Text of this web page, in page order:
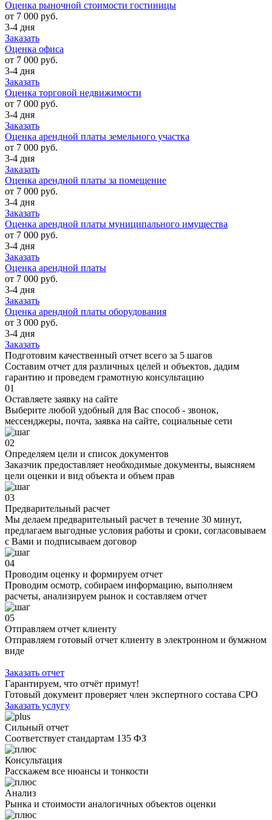
Оценка рыночной стоимости гостиницы
от 7 000 руб.
3-4 дня
Заказать
Оценка офиса
от 7 000 руб.
3-4 дня
Заказать
Оценка торговой недвижимости
от 7 000 руб.
3-4 дня
Заказать
Оценка арендной платы земельного участка
от 7 000 руб.
3-4 дня
Заказать
Оценка арендной платы за помещение
от 7 000 руб.
3-4 дня
Заказать
Оценка арендной платы муниципального имущества
от 7 000 руб.
3-4 дня
Заказать
Оценка арендной платы
от 7 000 руб.
3-4 дня
Заказать
Оценка арендной платы оборудования
от 3 000 руб.
3-4 дня
Заказать
Подготовим качественный отчет всего за 5 шагов
Составим отчет для различных целей и объектов, дадим
гарантию и проведем грамотную консультацию
01
Оставляете заявку на сайте
Выберите любой удобный для Вас способ - звонок,
мессенджеры, почта, заявка на сайте, социальные сети
02
Определяем цели и список документов
Заказчик предоставляет необходимые документы, выясняем
цели оценки и вид объекта и объем прав
03
Предварительный расчет
Мы делаем предварительный расчет в течение 30 минут,
предлагаем выгодные условия работы и сроки, согласовываем
с Вами и подписываем договор
04
Проводим оценку и формируем отчет
Проводим осмотр, собираем информацию, выполняем
расчеты, анализируем рынок и составляем отчет
05
Отправляем отчет клиенту
Отправляем готовый отчет клиенту в электронном и бумжном
виде
Заказать отчет
Гарантируем, что отчёт примут!
Готовый документ проверяет член экспертного состава СРО
Заказать услугу
Сильный отчет
Соответствует стандартам 135 ФЗ
Консультация
Расскажем все нюансы и тонкости
Анализ
Рынка и стоимости аналогичных объектов оценки